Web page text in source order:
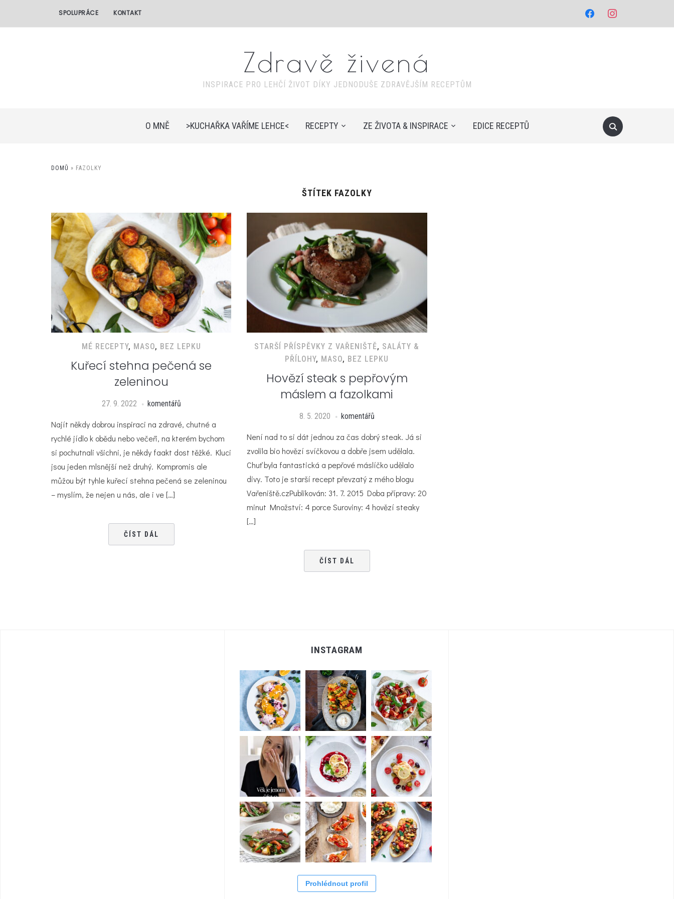
facebookinstagram
SPOLUPRÁCE KONTAKT
Zdravě živená
INSPIRACE PRO LEHČÍ ŽIVOT DÍKY JEDNODUŠE ZDRAVĚJŠÍM RECEPTŮM
O MNĚ >KUCHAŘKA VAŘÍME LEHCE< RECEPTY ZE ŽIVOTA & INSPIRACE EDICE RECEPTŮ
DOMŮ » FAZOLKY
ŠTÍTEK FAZOLKY
MÉ RECEPTY, MASO, BEZ LEPKU
Kuřecí stehna pečená se
zeleninou
27. 9. 2022 komentářů
Najít někdy dobrou inspiraci na zdravé, chutné a
rychlé jídlo k obědu nebo večeři, na kterém bychom
si pochutnali všichni, je někdy faakt dost těžké. Kluci
jsou jeden mlsnější než druhý. Kompromis ale
můžou být tyhle kuřecí stehna pečená se zeleninou
– myslím, že nejen u nás, ale i ve […]
ČÍST DÁL
STARŠÍ PŘÍSPĚVKY Z VAŘENIŠTĚ, SALÁTY &
PŘÍLOHY, MASO, BEZ LEPKU
Hovězí steak s pepřovým
máslem a fazolkami
8. 5. 2020 komentářů
Není nad to si dát jednou za čas dobrý steak. Já si
zvolila bio hovězí svíčkovou a dobře jsem udělala.
Chuť byla fantastická a pepřové máslíčko udělalo
divy. Toto je starší recept převzatý z mého blogu
Vařeniště.czPublikován: 31. 7. 2015 Doba přípravy: 20
minut Množství: 4 porce Suroviny: 4 hovězí steaky
[…]
ČÍST DÁL
INSTAGRAM
Prohlédnout profil